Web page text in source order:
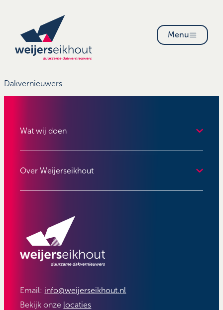
Menu
Dakvernieuwers
Wat wij doen
Over Weijerseikhout
Email: info@weijerseikhout.nl
Bekijk onze locaties